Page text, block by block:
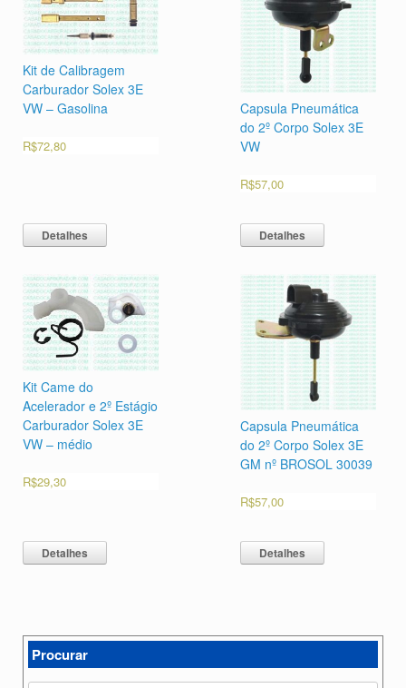
Kit de Calibragem
Carburador Solex 3E
VW – Gasolina
R$72,80
Detalhes
Capsula Pneumática
do 2º Corpo Solex 3E
VW
R$57,00
Detalhes
Kit Came do
Acelerador e 2º Estágio
Carburador Solex 3E
VW – médio
R$29,30
Detalhes
Capsula Pneumática
do 2º Corpo Solex 3E
GM nº BROSOL 30039
R$57,00
Detalhes
Procurar